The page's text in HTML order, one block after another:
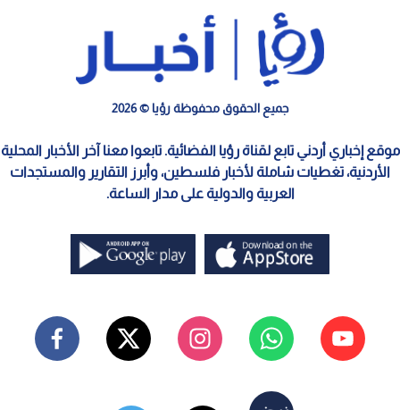
جميع الحقوق محفوظة رؤيا © 2026
موقع إخباري أردني تابع لقناة رؤيا الفضائية. تابعوا معنا آخر الأخبار المحلية
الأردنية، تغطيات شاملة لأخبار فلسطين، وأبرز التقارير والمستجدات
العربية والدولية على مدار الساعة.